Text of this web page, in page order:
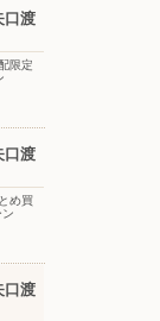
口渡
限定
口渡
め買
口渡